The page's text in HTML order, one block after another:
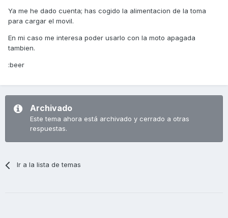
Ya me he dado cuenta; has cogido la alimentacion de la toma
para cargar el movil.
En mi caso me interesa poder usarlo con la moto apagada
tambien.
:beer
Archivado
Este tema ahora está archivado y cerrado a otras
respuestas.
Ir a la lista de temas